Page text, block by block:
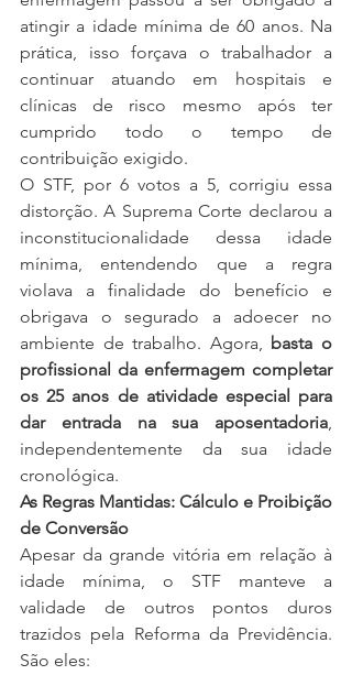
atingir a idade mínima de 60 anos. Na
prática, isso forçava o trabalhador a
continuar atuando em hospitais e
clínicas de risco mesmo após ter
cumprido todo o tempo de
contribuição exigido.
O STF, por 6 votos a 5, corrigiu essa
distorção. A Suprema Corte declarou a
inconstitucionalidade dessa idade
mínima, entendendo que a regra
violava a finalidade do benefício e
obrigava o segurado a adoecer no
ambiente de trabalho. Agora, basta o
profissional da enfermagem completar
os 25 anos de atividade especial para
dar entrada na sua aposentadoria,
independentemente da sua idade
cronológica.
As Regras Mantidas: Cálculo e Proibição
de Conversão
Apesar da grande vitória em relação à
idade mínima, o STF manteve a
validade de outros pontos duros
trazidos pela Reforma da Previdência.
São eles: